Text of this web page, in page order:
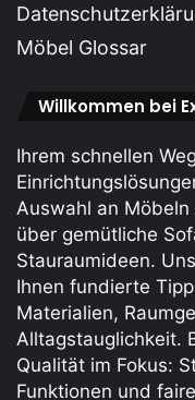
Möbel Glossar
Willkommen bei
Ihrem schnellen
Auswahl an
über gemütliche
Stauraum­ideen.
Ihnen fundierte
Materialien,
Alltagstauglichkeit.
Qualität im Fokus:
Funktionen und